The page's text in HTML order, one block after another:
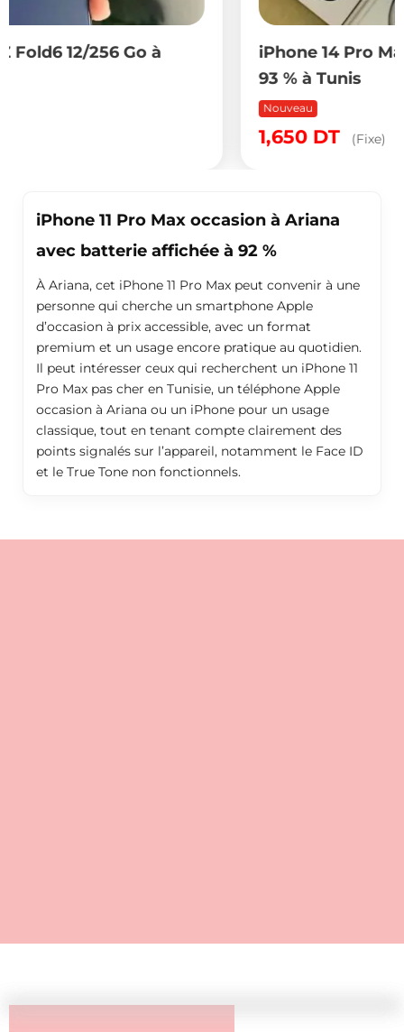
iPhone 14 Pro Max 128 Go avec batterie
iPhone 11 Pro Max occasion à Ariana
avec batterie affichée à 92 %
À Ariana, cet iPhone 11 Pro Max peut convenir à une
personne qui cherche un smartphone Apple
d’occasion à prix accessible, avec un format
premium et un usage encore pratique au quotidien.
Il peut intéresser ceux qui recherchent un iPhone 11
Pro Max pas cher en Tunisie, un téléphone Apple
occasion à Ariana ou un iPhone pour un usage
classique, tout en tenant compte clairement des
points signalés sur l’appareil, notamment le Face ID
et le True Tone non fonctionnels.